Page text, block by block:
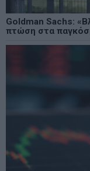
Goldman Sachs:
πτώση στα